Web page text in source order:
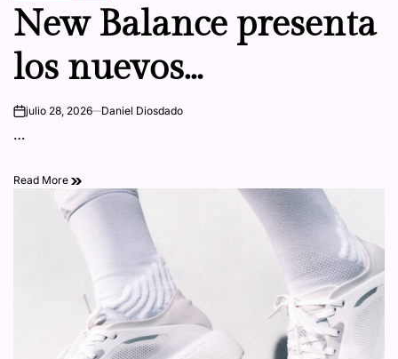
IN
New Balance presenta
los nuevos
SuperComp Elite v6 y
onjulio 28, 2026 Daniel Diosdado
…
Read More